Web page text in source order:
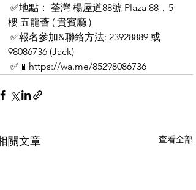
樓 五龍薈 ( 貴賓廳 )
98086736 (Jack)
✅📱https://wa.me/85298086736
關文章 查看全部